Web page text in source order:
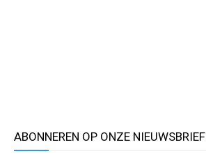
ABONNEREN OP ONZE NIEUWSBRIEF